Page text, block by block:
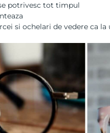
potrivesc tot timpul
si ochelari de vedere ca la